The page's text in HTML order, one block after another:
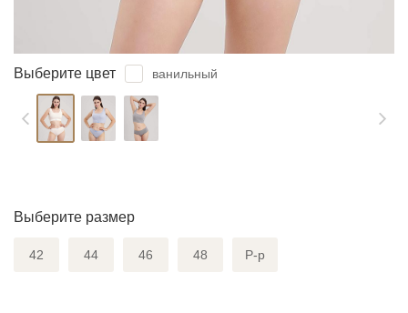
Выберите цвет ванильный
Выберите размер
42 44 46 48 Р-р